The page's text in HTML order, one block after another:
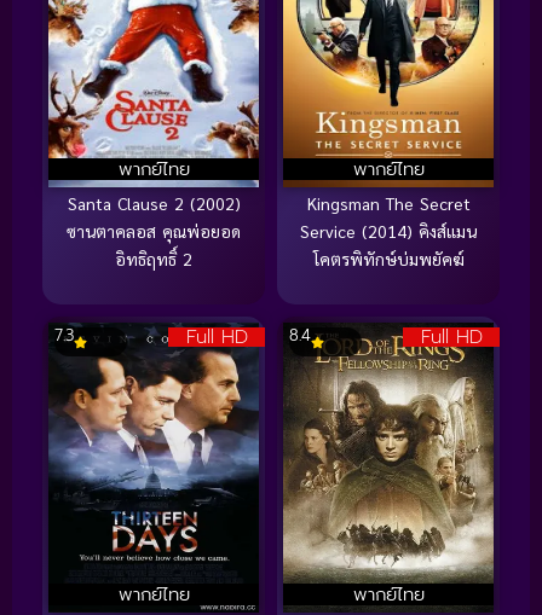
พากย์ไทย
Santa Clause 2 (2002)
ซานตาคลอส คุณพ่อยอด
อิทธิฤทธิ์ 2
พากย์ไทย
Kingsman The Secret
Service (2014) คิงส์แมน
โคตรพิทักษ์บ่มพยัคฆ์
Full HD
พากย์ไทย
7.3 Full HD
พากย์ไทย
8.4